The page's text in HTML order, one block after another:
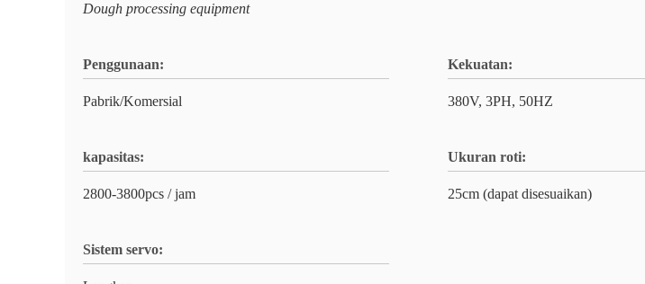
Dough processing equipment
Penggunaan:
Pabrik/Komersial
Kekuatan:
380V, 3PH, 50HZ
kapasitas:
2800-3800pcs / jam
Ukuran roti:
25cm (dapat disesuaikan)
Sistem servo: